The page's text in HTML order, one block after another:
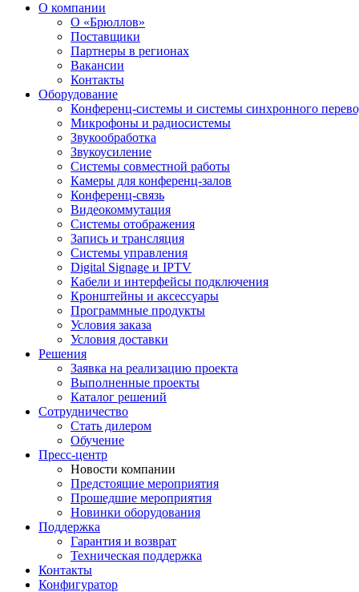
О компании
О «Брюллов»
Поставщики
Партнеры в регионах
Вакансии
Контакты
Оборудование
Конференц-системы и системы синхронного
Микрофоны и радиосистемы
Звукообработка
Звукоусиление
Системы совместной работы
Камеры для конференц-залов
Конференц-связь
Видеокоммутация
Системы отображения
Запись и трансляция
Системы управления
Digital Signage и IPTV
Кабели и интерфейсы подключения
Кронштейны и аксессуары
Программные продукты
Условия заказа
Условия доставки
Решения
Заявка на реализацию проекта
Выполненные проекты
Каталог решений
Сотрудничество
Стать дилером
Обучение
Пресс-центр
Новости компании
Предстоящие мероприятия
Прошедшие мероприятия
Новинки оборудования
Поддержка
Гарантия и возврат
Техническая поддержка
Контакты
Конфигуратор